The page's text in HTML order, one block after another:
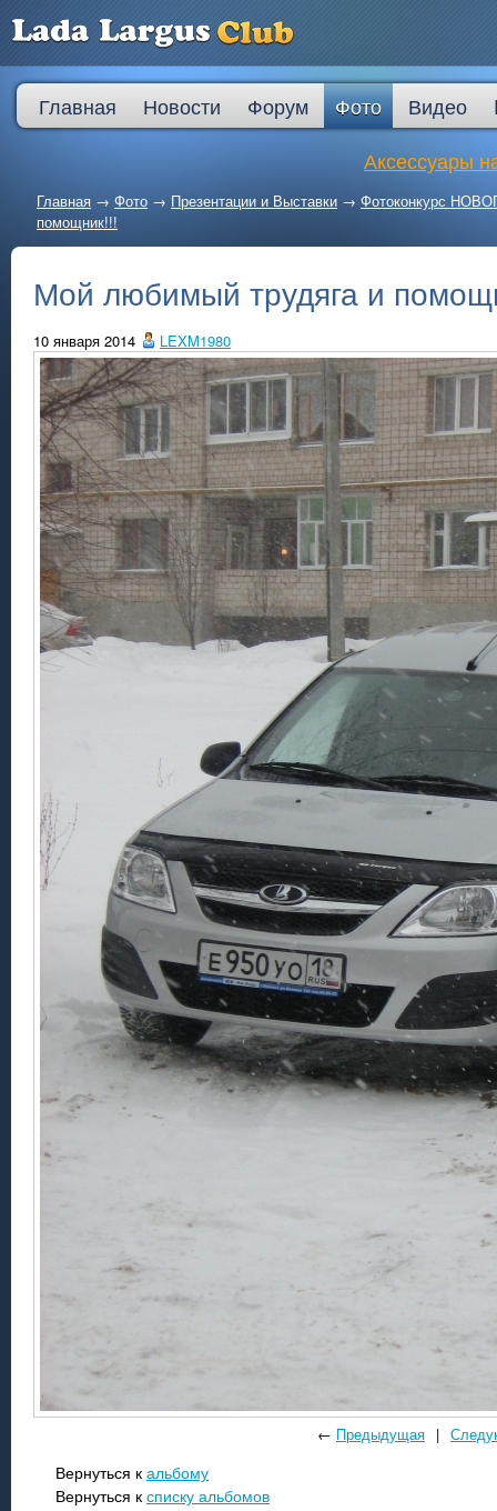
Главная Новости Форум Фото Видео
Аксессуары
Главная → Фото → Презентации и Выставки → Фотоконкурс
помощник!!!
Мой любимый трудяга и
10 января 2014 LEXM1980
← Предыдущая |
Вернуться к альбому
Вернуться к списку альбомов